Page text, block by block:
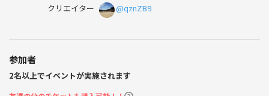
クリエイター
@qznZB9
参加者
2名以上でイベントが実施されます